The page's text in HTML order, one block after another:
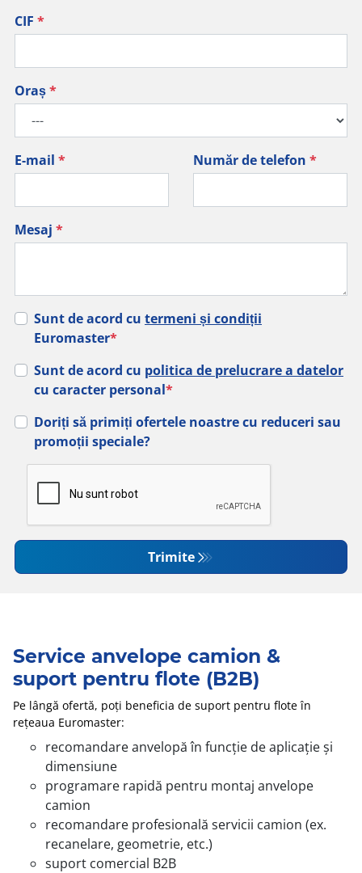
CIF *
Oraș*
E-mail * Număr de telefon *
Mesaj *
Sunt de acord cu termeni și condiții
Euromaster*
Sunt de acord cu politica de prelucrare a datelor
cu caracter personal*
Doriți să primiți ofertele noastre cu reduceri sau
promoții speciale?
Trimite
Service anvelope camion &
suport pentru flote (B2B)
Pe lângă ofertă, poți beneficia de suport pentru flote în
rețeaua Euromaster:
recomandare anvelopă în funcție de aplicație și
dimensiune
programare rapidă pentru montaj anvelope
camion
recomandare profesională servicii camion (ex.
recanelare, geometrie, etc.)
suport comercial B2B